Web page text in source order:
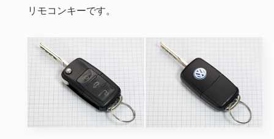
リモコンキーです。